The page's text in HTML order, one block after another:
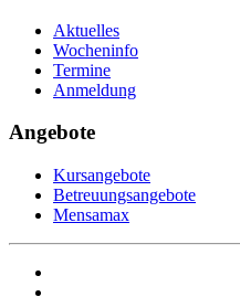
Aktuelles
Wocheninfo
Termine
Anmeldung
Angebote
Kursangebote
Betreuungsangebote
Mensamax